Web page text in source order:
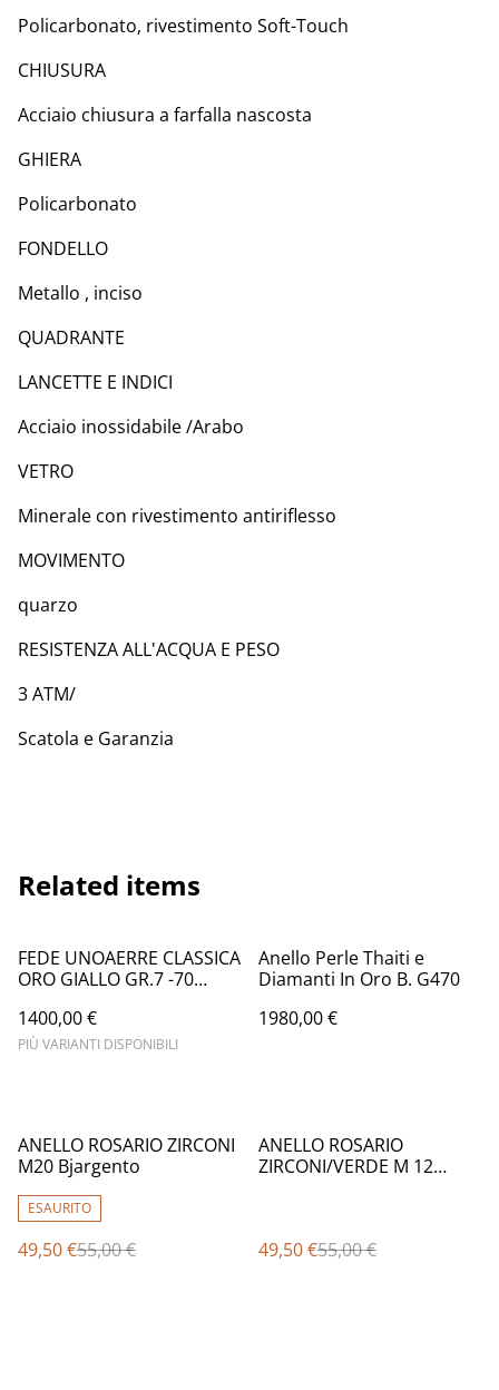
Policarbonato, rivestimento Soft-Touch
CHIUSURA
Acciaio chiusura a farfalla nascosta
GHIERA
Policarbonato
FONDELLO
Metallo , inciso
QUADRANTE
LANCETTE E INDICI
Acciaio inossidabile /Arabo
VETRO
Minerale con rivestimento antiriflesso
MOVIMENTO
quarzo
RESISTENZA ALL'ACQUA E PESO
3 ATM/
Scatola e Garanzia
Related items
FEDE UNOAERRE CLASSICA
ORO GIALLO GR.7 -70
1400,00 €
PIÙ VARIANTI DISPONIBILI
Anello Perle Thaiti e
Diamanti In Oro B. G470
1980,00 €
%
ANELLO ROSARIO ZIRCONI
M20 Bjargento
ESAURITO
49,50 €55,00 €
%
ANELLO ROSARIO
ZIRCONI/VERDE M 12
49,50 €55,00 €